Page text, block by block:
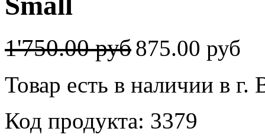
1'750.00 руб875.00 руб
Товар есть в наличии в г.
Код продукта: 3379